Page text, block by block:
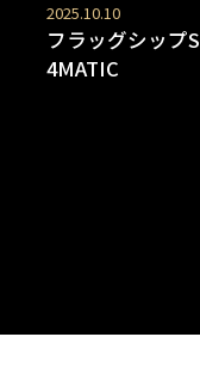
2025.10.10
フラッグシップ
4MATIC